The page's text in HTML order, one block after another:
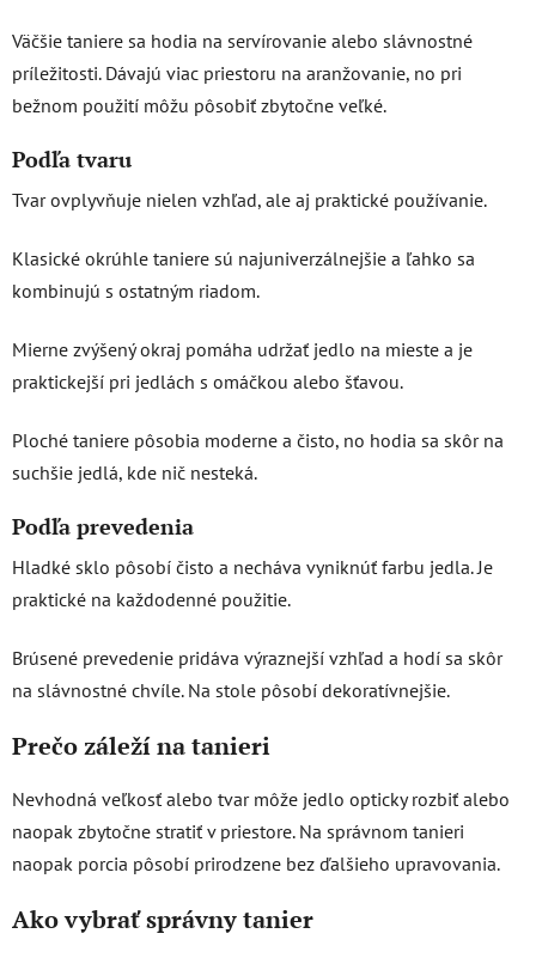
Väčšie taniere sa hodia na servírovanie alebo slávnostné
príležitosti. Dávajú viac priestoru na aranžovanie, no pri
bežnom použití môžu pôsobiť zbytočne veľké.
Podľa tvaru
Tvar ovplyvňuje nielen vzhľad, ale aj praktické používanie.
Klasické okrúhle taniere sú najuniverzálnejšie a ľahko sa
kombinujú s ostatným riadom.
Mierne zvýšený okraj pomáha udržať jedlo na mieste a je
praktickejší pri jedlách s omáčkou alebo šťavou.
Ploché taniere pôsobia moderne a čisto, no hodia sa skôr na
suchšie jedlá, kde nič nesteká.
Podľa prevedenia
Hladké sklo pôsobí čisto a necháva vyniknúť farbu jedla. Je
praktické na každodenné použitie.
Brúsené prevedenie pridáva výraznejší vzhľad a hodí sa skôr
na slávnostné chvíle. Na stole pôsobí dekoratívnejšie.
Prečo záleží na tanieri
Nevhodná veľkosť alebo tvar môže jedlo opticky rozbiť alebo
naopak zbytočne stratiť v priestore. Na správnom tanieri
naopak porcia pôsobí prirodzene bez ďalšieho upravovania.
Ako vybrať správny tanier